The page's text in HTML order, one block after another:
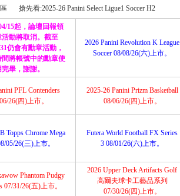
搜
索
›
搶先看:2025-26 Panini Select Ligue1 Soccer H2
15起，論壇回報領
動將取消。截至
仍會有勳章活動，
將帳號中的勳章使
畢，謝謝。
2026 Panini Revolution K League
Soccer 08/08/26(六)上市。
PFL Contenders
26(四)上市。
2025-26 Panini Prizm Basketball
08/06/26(四)上市。
Topps Chrome Mega
05/26(三)上市。
Futera World Football FX Series
3 08/01/26(六)上市。
Phantom Pudgy
07/31/26(五)上市。
2026 Upper Deck Artifacts Golf
高爾夫球卡工藝品系列
07/30/26(四)上市。